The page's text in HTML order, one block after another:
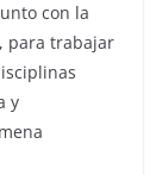
con la
para trabajar
y